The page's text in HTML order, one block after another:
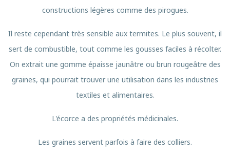
constructions légères comme des pirogues.
Il reste cependant très sensible aux termites. Le plus souvent, il
sert de combustible, tout comme les gousses faciles à récolter.
On extrait une gomme épaisse jaunâtre ou brun rougeâtre des
graines, qui pourrait trouver une utilisation dans les industries
textiles et alimentaires.
L'écorce a des propriétés médicinales.
Les graines servent parfois à faire des colliers.